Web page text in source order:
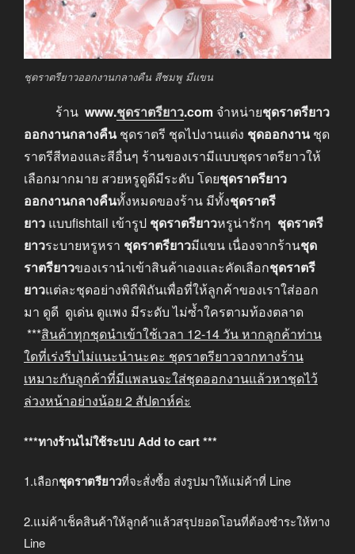
ชุดราตรียาวออกงานกลางคืน สีชมพู มีแขน
ร้าน www.ชุดราตรียาว.com จำหน่ายชุดราตรียาว
ออกงานกลางคืนชุดราตรี ชุดไปงานแต่ง ชุดออกงานชุด
ราตรีสีทองและสีอื่นๆ ร้านของเรามีแบบชุดราตรียาวให้
เลือกมากมาย สวยหรูดูดีมีระดับ โดยชุดราตรียาว
ออกงานกลางคืนทั้งหมดของร้าน มีทั้งชุดราตรี
ยาว แบบfishtail เข้ารูป ชุดราตรียาวหรูน่ารักๆ ชุดราตรี
ยาวระบายหรูหรา ชุดราตรียาวมีแขน เนื่องจากร้านชุด
ราตรียาวของเรานำเข้าสินค้าเองและคัดเลือกชุดราตรี
ยาวแต่ละชุดอย่างพิถีพิถันเพื่อที่ให้ลูกค้าของเราใส่ออก
มา ดูดี ดูเด่น ดูแพง มีระดับ ไม่ซ้ำใครตามท้องตลาด
***สินค้าทุกชุดนำเข้าใช้เวลา 12-14 วัน หากลูกค้าท่าน
ใดที่เร่งรีบไม่แนะนำนะคะ ชุดราตรียาวจากทางร้าน
เหมาะกับลูกค้าที่มีแพลนจะใส่ชุดออกงานแล้วหาชุดไว้
ล่วงหน้าอย่างน้อย 2 สัปดาห์ค่ะ
***ทางร้านไม่ใช้ระบบ Add to cart ***
1.เลือกชุดราตรียาวที่จะสั่งซื้อ ส่งรูปมาให้แม่ค้าที่ Line
2.แม่ค้าเช็คสินค้าให้ลูกค้าแล้วสรุปยอดโอนที่ต้องชำระให้ทาง
Line